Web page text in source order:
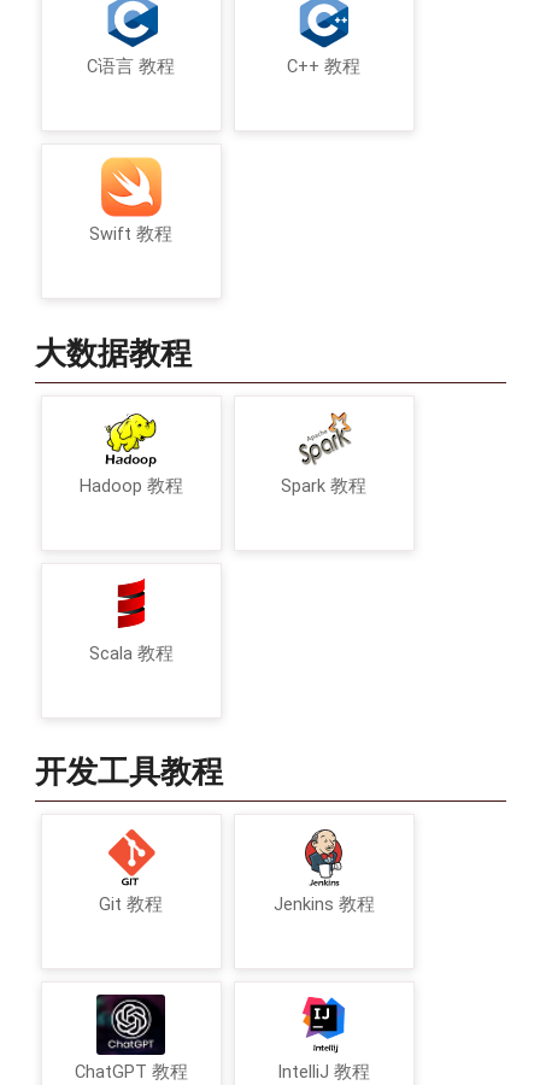
C语言 教程 C++ 教程
Swift 教程
大数据教程
Hadoop 教程 Spark 教程
Scala 教程
开发工具教程
Git 教程 Jenkins 教程
ChatGPT 教程 IntelliJ 教程